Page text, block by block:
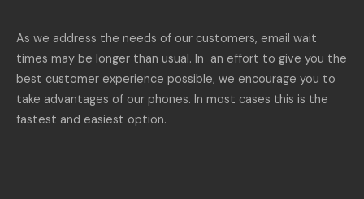
As we address the needs of our customers, email wait
times may be longer than usual. In an effort to give you the
best customer experience possible, we encourage you to
take advantages of our phones. In most cases this is the
fastest and easiest option.